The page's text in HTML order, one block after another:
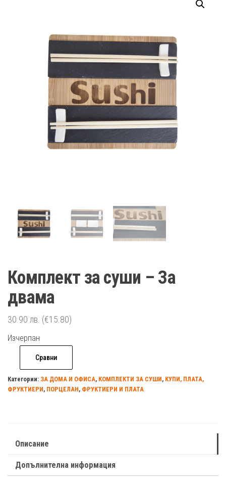
Комплект за суши – За
двама
30.90 лв. (€15.80)
Изчерпан
Сравни
Категории: ЗА ДОМА И ОФИСА, КОМПЛЕКТИ ЗА СУШИ, КУПИ, ПЛАТА,
ФРУКТИЕРИ, ПОРЦЕЛАН, ФРУКТИЕРИ И ПЛАТА
Описание
Допълнителна информация